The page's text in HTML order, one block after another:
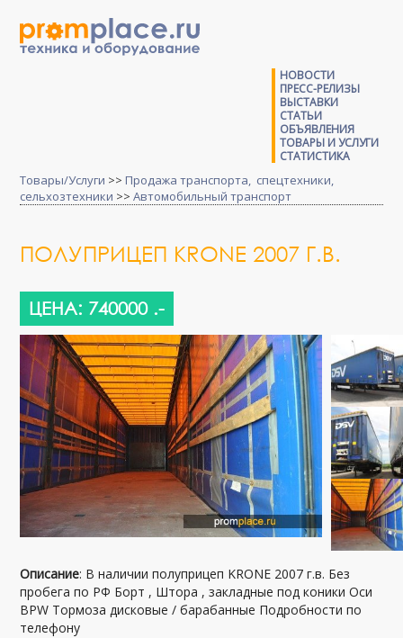
НОВОСТИ
ПРЕСС-РЕЛИЗЫ
ВЫСТАВКИ
СТАТЬИ
ОБЪЯВЛЕНИЯ
ТОВАРЫ И УСЛУГИ
СТАТИСТИКА
Товары/Услуги >> Продажа транспорта, спецтехники,
сельхозтехники >>Автомобильный транспорт
ПОЛУПРИЦЕП KRONE 2007 Г.В.
ЦЕНА: 740000 .-
Описание: В наличии полуприцеп KRONE 2007 г.в. Без
пробега по РФ Борт , Штора , закладные под коники Оси
BPW Тормоза дисковые / барабанные Подробности по
телефону